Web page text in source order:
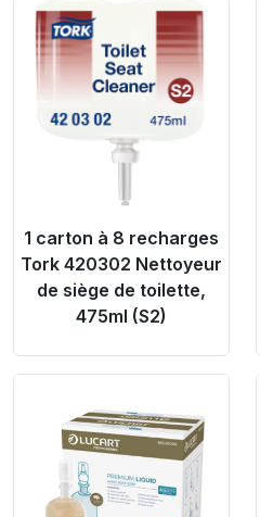
Product Link
1 carton à 8 recharges
Tork 420302 Nettoyeur
de siège de toilette,
475ml (S2)
Product Link